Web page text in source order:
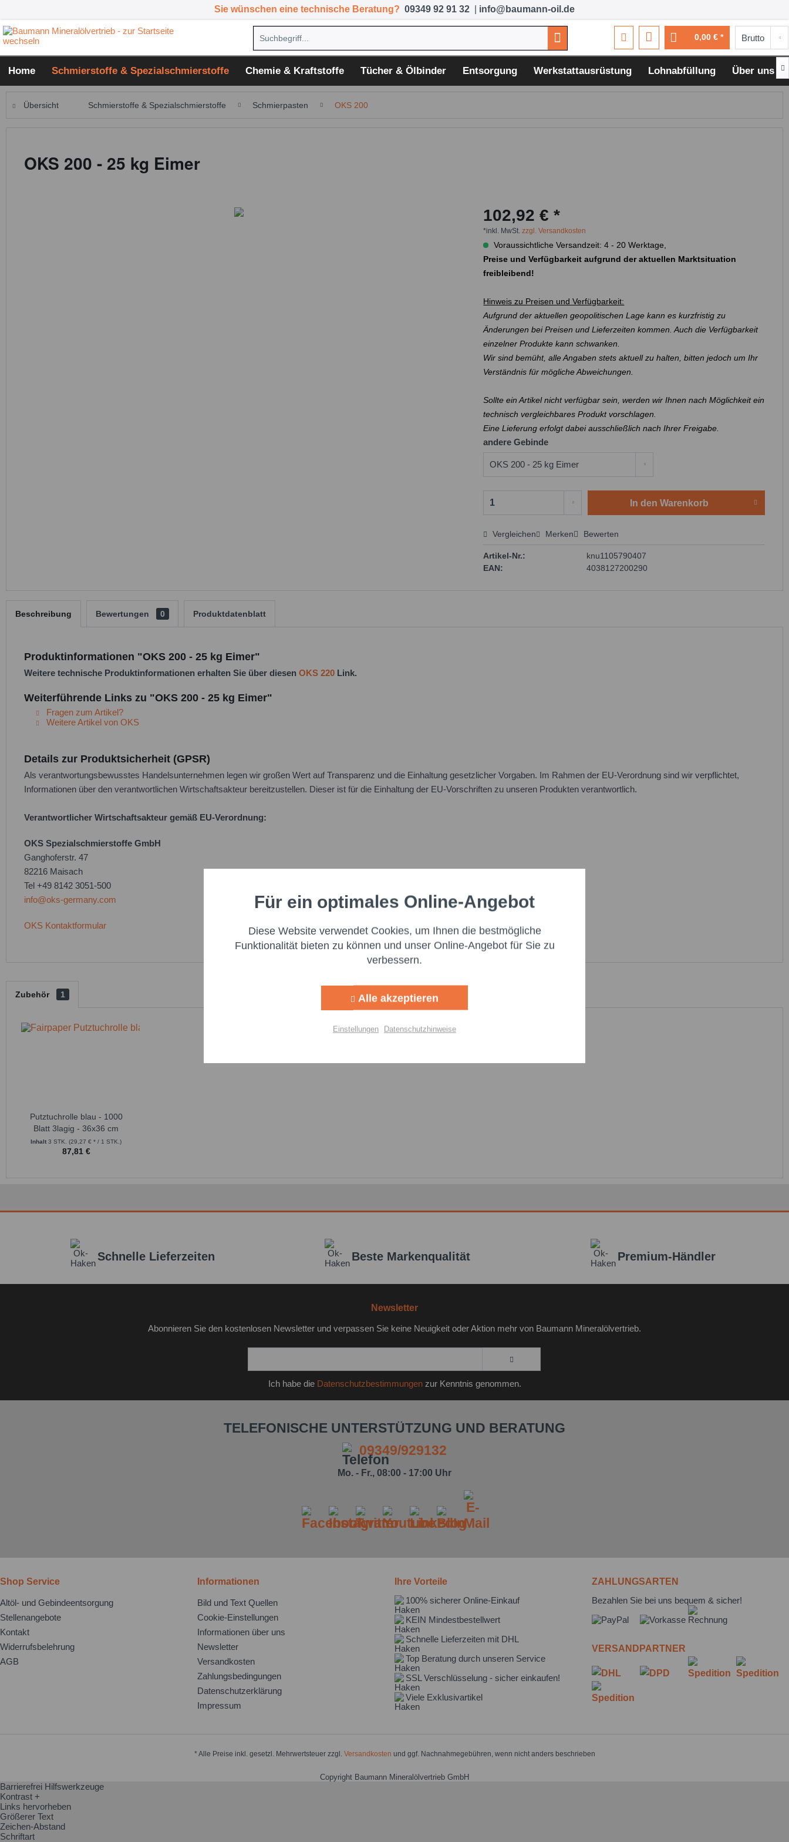
Sie wünschen eine technische Beratung? 09349 92 91 32 info@baumann-oil.de
0,00 € *
Home Schmierstoffe & Spezialschmierstoffe Chemie & Kraftstoffe Tücher & Ölbinder Entsorgung Werkstattausrüstung Lohnabfüllung Über uns 
Übersicht Schmierstoffe & Spezialschmierstoffe Schmierpasten OKS 200
OKS 200 - 25 kg Eimer
102,92 € *
*inkl. MwSt.zzgl. Versandkosten
Voraussichtliche Versandzeit: 4 - 20 Werktage,
Preise und Verfügbarkeit aufgrund der aktuellen Marktsituation
freibleibend!
Hinweis zu Preisen und Verfügbarkeit:
Aufgrund der aktuellen geopolitischen Lage kann es kurzfristig zu
Änderungen bei Preisen und Lieferzeiten kommen. Auch die Verfügbarkeit
einzelner Produkte kann schwanken.
Wir sind bemüht, alle Angaben stets aktuell zu halten, bitten jedoch um Ihr
Verständnis für mögliche Abweichungen.
Sollte ein Artikel nicht verfügbar sein, werden wir Ihnen nach Möglichkeit ein
technisch vergleichbares Produkt vorschlagen.
Eine Lieferung erfolgt dabei ausschließlich nach Ihrer Freigabe.
andere Gebinde
In den Warenkorb
Preis anfragen
Vergleichen Merken Bewerten
Artikel-Nr.:
knu1105790407
EAN:
4038127200290
Beschreibung Bewertungen 0 Produktdatenblatt
Produktinformationen "OKS 200 - 25 kg Eimer"
Weitere technische Produktinformationen erhalten Sie über diesen OKS 220 Link.
Weiterführende Links zu "OKS 200 - 25 kg Eimer"
Fragen zum Artikel?
Weitere Artikel von OKS
Details zur Produktsicherheit (GPSR)
Als verantwortungsbewusstes Handelsunternehmen legen wir großen Wert auf Transparenz und die Einhaltung gesetzlicher Vorgaben. Im Rahmen der EU-Verordnung sind wir verpflichtet,
Informationen über den verantwortlichen Wirtschaftsakteur bereitzustellen. Dieser ist für die Einhaltung der EU-Vorschriften zu unseren Produkten verantwortlich.
Verantwortlicher Wirtschaftsakteur gemäß EU-Verordnung:
OKS Spezialschmierstoffe GmbH
Ganghoferstr. 47
82216 Maisach
Tel +49 8142 3051-500
info@oks-germany.com
OKS Kontaktformular
Zubehör 1
Putztuchrolle blau - 1000
Blatt 3lagig - 36x36 cm
Inhalt 3 STK. (29,27 € * / 1 STK.)
87,81 €
Schnelle Lieferzeiten Beste Markenqualität Premium-Händler
Newsletter
Abonnieren Sie den kostenlosen Newsletter und verpassen Sie keine Neuigkeit oder Aktion mehr von Baumann Mineralölvertrieb.
Ich habe die Datenschutzbestimmungenzur Kenntnis genommen.
TELEFONISCHE UNTERSTÜTZUNG UND BERATUNG
09349/929132
Mo. - Fr., 08:00 - 17:00 Uhr
Shop Service
Altöl- und Gebindeentsorgung
Stellenangebote
Kontakt
Widerrufsbelehrung
AGB
Informationen
Bild und Text Quellen
Cookie-Einstellungen
Informationen über uns
Newsletter
Versandkosten
Zahlungsbedingungen
Datenschutzerklärung
Impressum
Ihre Vorteile
100% sicherer Online-Einkauf
KEIN Mindestbestellwert
Schnelle Lieferzeiten mit DHL
Top Beratung durch unseren Service
SSL Verschlüsselung - sicher einkaufen!
Viele Exklusivartikel
ZAHLUNGSARTEN
Bezahlen Sie bei uns bequem & sicher!
VERSANDPARTNER
* Alle Preise inkl. gesetzl. Mehrwertsteuer zzgl. Versandkosten und ggf. Nachnahmegebühren, wenn nicht anders beschrieben
Copyright Baumann Mineralölvertrieb GmbH
Funktionale Aktiv
Marketing Aktiv
Für ein optimales Online-Angebot
Diese Website verwendet Cookies, um Ihnen die bestmögliche
Funktionalität bieten zu können und unser Online-Angebot für Sie zu
verbessern.
Alle akzeptieren
Einstellungen Datenschutzhinweise
Barrierefrei Hilfswerkzeuge
Kontrast +
Links hervorheben
Größerer Text
Zeichen-Abstand
Schriftart